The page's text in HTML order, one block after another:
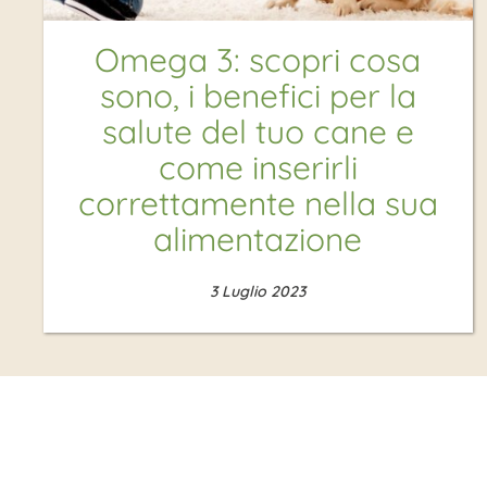
Omega 3: scopri cosa
sono, i benefici per la
salute del tuo cane e
come inserirli
correttamente nella sua
alimentazione
3 Luglio 2023